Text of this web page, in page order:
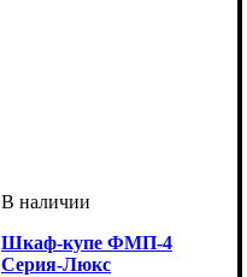
Шкаф-купе ФМП-4
Серия-Люкс